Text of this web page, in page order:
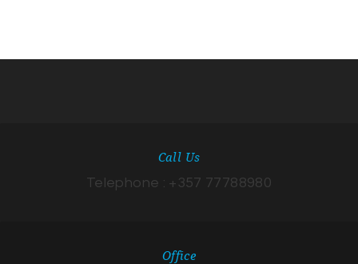
Call Us
Telephone : +357 77788980
Office